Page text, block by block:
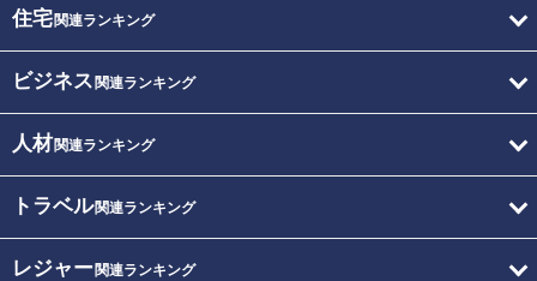
住宅関連ランキング
ビジネス 関連ランキング
人材関連ランキング
トラベル関連ランキング
レジャー関連ランキング